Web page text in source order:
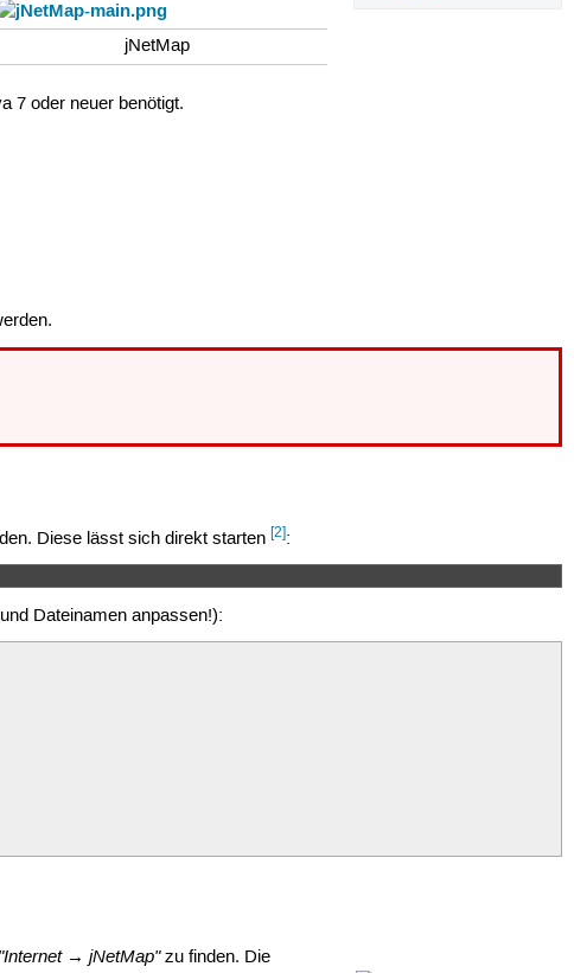
jNetMap
7 oder neuer benötigt.
Diese lässt sich direkt starten[2]:
Dateinamen anpassen!):
"Internet → jNetMap"zu finden. Die